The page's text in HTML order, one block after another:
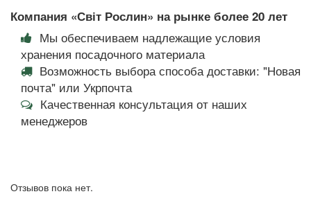
Компания «Світ Рослин» на рынке более 20 лет
Мы обеспечиваем надлежащие условия
хранения посадочного материала
Возможность выбора способа доставки: "Новая
почта" или Укрпочта
Качественная консультация от наших
менеджеров
Отзывов пока нет.